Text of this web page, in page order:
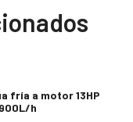
fría a motor 13HP
h